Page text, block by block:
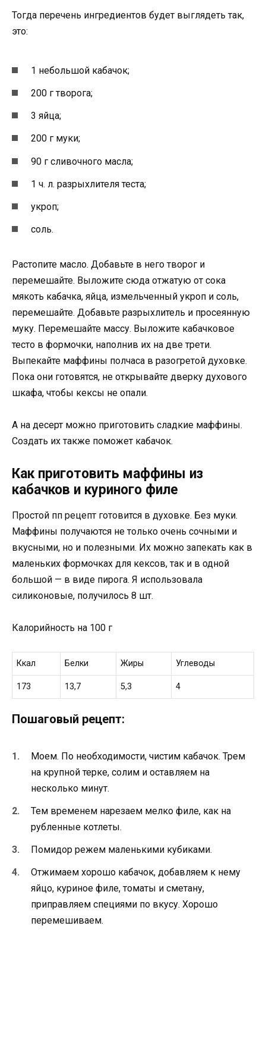
Тогда перечень ингредиентов будет выглядеть так,
это:
1 небольшой кабачок;
200 г творога;
3 яйца;
200 г муки;
90 г сливочного масла;
1 ч. л. разрыхлителя теста;
укроп;
соль.
Растопите масло. Добавьте в него творог и
перемешайте. Выложите сюда отжатую от сока
мякоть кабачка, яйца, измельченный укроп и соль,
перемешайте. Добавьте разрыхлитель и просеянную
муку. Перемешайте массу. Выложите кабачковое
тесто в формочки, наполнив их на две трети.
Выпекайте маффины полчаса в разогретой духовке.
Пока они готовятся, не открывайте дверку духового
шкафа, чтобы кексы не опали.
А на десерт можно приготовить сладкие маффины.
Создать их также поможет кабачок.
Как приготовить маффины из
кабачков и куриного филе
Простой пп рецепт готовится в духовке. Без муки.
Маффины получаются не только очень сочными и
вкусными, но и полезными. Их можно запекать как в
маленьких формочках для кексов, так и в одной
большой — в виде пирога. Я использовала
силиконовые, получилось 8 шт.
Калорийность на 100 г
Ккал Белки Жиры Углеводы
173 13,7 5,3 4
Пошаговый рецепт:
Моем. По необходимости, чистим кабачок. Трем
на крупной терке, солим и оставляем на
несколько минут.
Тем временем нарезаем мелко филе, как на
рубленные котлеты.
Помидор режем маленькими кубиками.
Отжимаем хорошо кабачок, добавляем к нему
яйцо, куриное филе, томаты и сметану,
приправляем специями по вкусу. Хорошо
перемешиваем.